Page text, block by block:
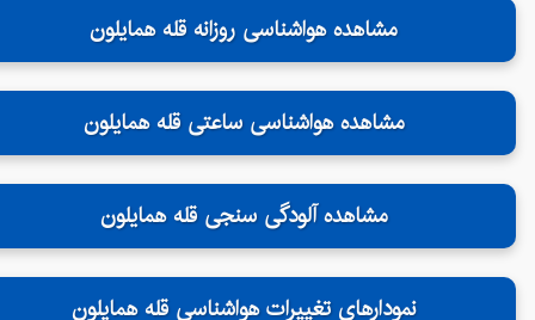
مشاهده هواشناسی روزانه قله همایلون
مشاهده هواشناسی ساعتی قله همایلون
مشاهده آلودگی سنجی قله همایلون
نمودارهای تغییرات هواشناسی قله همایلون